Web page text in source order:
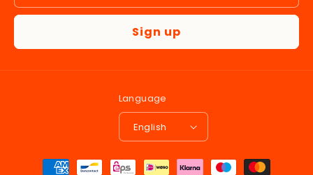
Sign up
Language
English
Payment